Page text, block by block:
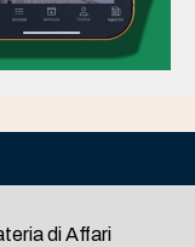
di Affari